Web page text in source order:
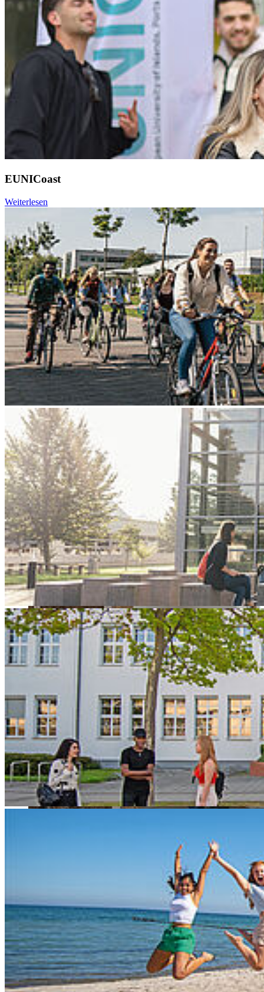
EUNICoast
Weiterlesen
Go to slide 1
Go to slide 2
Go to slide 3
Go to slide 4
Go to slide 5
Go to slide 6
Go to slide 7
Go to slide 8
Go to slide 9
Zurück
Walkolutions, 24-h-Bereich und alte
Gemäuer im Glasverbinder
01.08.2025
Bau der Hochschul-Bibliothek nimmt rasant Gestalt an.
Fertigstellung des reinen Baus noch für dieses Jahr geplant,
Eröffnung im Sommersemester. Ein Bibo-Tour